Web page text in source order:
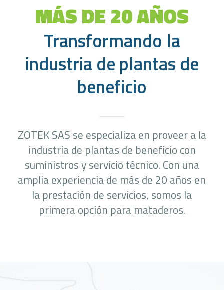
MÁS DE 20 AÑOS
Transformando la
industria de plantas de
beneficio
ZOTEK SAS se especializa en proveer a la
industria de plantas de beneficio con
suministros y servicio técnico. Con una
amplia experiencia de más de 20 años en
la prestación de servicios, somos la
primera opción para mataderos.